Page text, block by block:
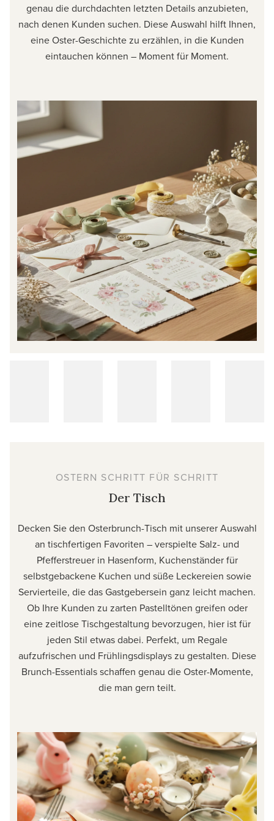
genau die durchdachten letzten Details anzubieten,
nach denen Kunden suchen. Diese Auswahl hilft Ihnen,
eine Oster-Geschichte zu erzählen, in die Kunden
eintauchen können – Moment für Moment.
OSTERN SCHRITT FÜR SCHRITT
Der Tisch
Decken Sie den Osterbrunch-Tisch mit unserer Auswahl
an tischfertigen Favoriten – verspielte Salz- und
Pfefferstreuer in Hasenform, Kuchenständer für
selbstgebackene Kuchen und süße Leckereien sowie
Servierteile, die das Gastgebersein ganz leicht machen.
Ob Ihre Kunden zu zarten Pastelltönen greifen oder
eine zeitlose Tischgestaltung bevorzugen, hier ist für
jeden Stil etwas dabei. Perfekt, um Regale
aufzufrischen und Frühlingsdisplays zu gestalten. Diese
Brunch-Essentials schaffen genau die Oster-Momente,
die man gern teilt.